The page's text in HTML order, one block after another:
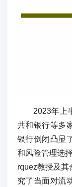
2023年上
共和银行等多
银行倒闭凸显
和风险管理选
rquez教授及
究了当面对流